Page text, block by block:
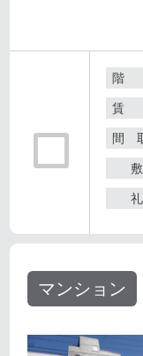
階
賃
間
マンション